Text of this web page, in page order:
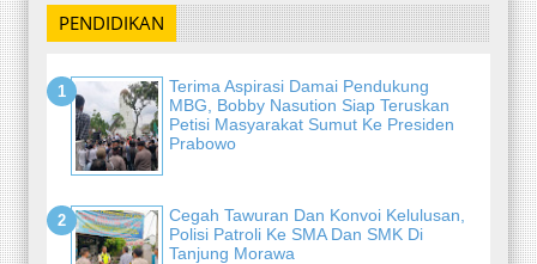
PENDIDIKAN
Terima Aspirasi Damai Pendukung
MBG, Bobby Nasution Siap Teruskan
Petisi Masyarakat Sumut Ke Presiden
Prabowo
Cegah Tawuran Dan Konvoi Kelulusan,
Polisi Patroli Ke SMA Dan SMK Di
Tanjung Morawa